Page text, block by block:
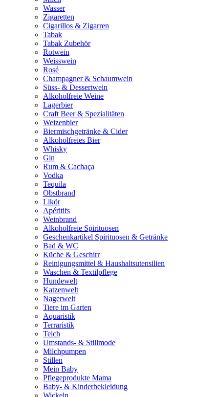
Wasser
Zigaretten
Cigarillos & Zigarren
Tabak
Tabak Zubehör
Rotwein
Weisswein
Rosé
Champagner & Schaumwein
Süss- & Dessertwein
Alkoholfreie Weine
Lagerbier
Craft Beer & Spezialitäten
Weizenbier
Biermischgetränke & Cider
Alkoholfreies Bier
Whisky
Gin
Rum & Cachaça
Vodka
Tequila
Obstbrand
Likör
Apéritifs
Weinbrand
Alkoholfreie Spirituosen
Geschenkartikel Spirituosen & Getränke
Bad & WC
Küche & Geschirr
Reinigungsmittel & Haushaltsutensilien
Waschen & Textilpflege
Hundewelt
Katzenwelt
Nagerwelt
Tiere im Garten
Aquaristik
Terraristik
Teich
Umstands- & Stillmode
Milchpumpen
Stillen
Mein Baby
Pflegeprodukte Mama
Baby- & Kinderbekleidung
Wickeln